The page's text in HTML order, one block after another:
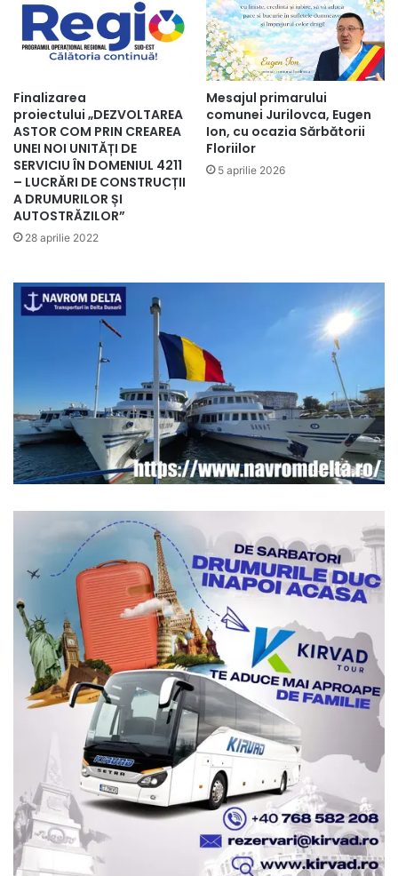
Finalizarea
proiectului „DEZVOLTAREA
ASTOR COM PRIN CREAREA
UNEI NOI UNITĂȚI DE
SERVICIU ÎN DOMENIUL 4211
– LUCRĂRI DE CONSTRUCȚII
A DRUMURILOR ȘI
AUTOSTRĂZILOR”
28 aprilie 2022
Mesajul primarului
comunei Jurilovca, Eugen
Ion, cu ocazia Sărbătorii
Floriilor
5 aprilie 2026